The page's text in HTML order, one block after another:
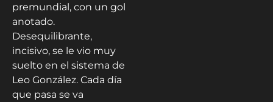
premundial, con un gol
anotado.
Desequilibrante,
incisivo, se le vio muy
suelto en el sistema de
Leo González. Cada día
que pasa se va